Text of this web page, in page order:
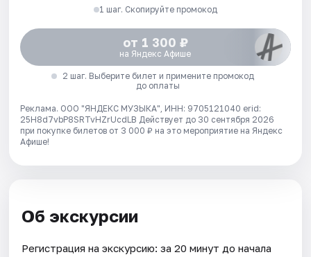
1 шаг. Скопируйте промокод
от 1 300 ₽
на Яндекс Афише
2 шаг. Выберите билет и примените промокод
до оплаты
Реклама. ООО "ЯНДЕКС МУЗЫКА", ИНН: 9705121040 erid:
25H8d7vbP8SRTvHZrUcdLB Действует до 30 сентября 2026
при покупке билетов от 3 000 ₽ на это мероприятие на Яндекс
Афише!
Об экскурсии
Регистрация на экскурсию: за 20 минут до начала